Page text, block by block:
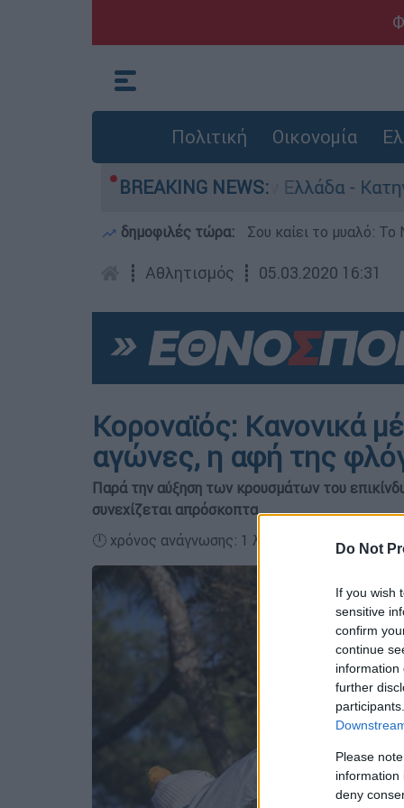
Do Not
If you wish
sensitive
confirm
continue
information
further
Please
information
deny
Πολιτική Οικονομία
BREAKING NEWS:
ανθρωποκτονίες στην Ελλάδα -
δημοφιλές τώρα: Σου καίει το μυαλό:
┋ Αθλητισμός ┋ 05.03.2020 16:31
Κοροναϊός: Κανονικά
αγώνες, η αφή της
Παρά την αύξηση των κρουσμάτων του
συνεχίζεται απρόσκοπτα
🕛 χρόνος ανάγνωσης: 1 λεπτό ┋